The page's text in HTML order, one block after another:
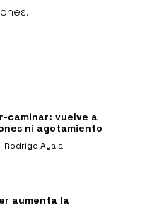
caminar: vuelve a
ni agotamiento
Rodrigo Ayala
aumenta la